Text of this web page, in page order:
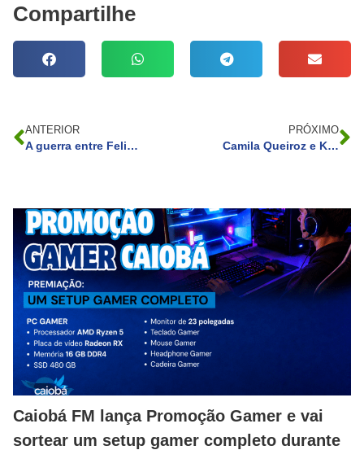
Compartilhe
ANTERIOR
A guerra entre Felipe Neto com X vai pros TTs!
PRÓXIMO
Camila Queiroz e Klebber Toledo fazendo turismo no Japão
Caiobá FM lança Promoção Gamer e vai
sortear um setup gamer completo durante